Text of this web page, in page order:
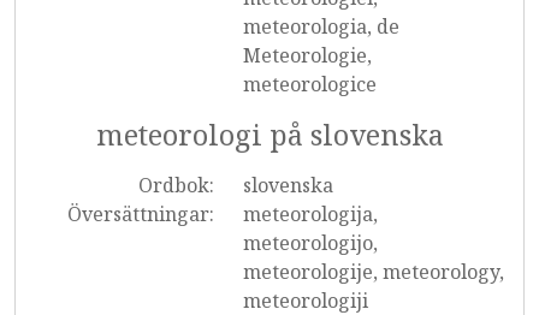
meteorologia, de
Meteorologie,
meteorologice
meteorologi på slovenska
Ordbok:
slovenska
Översättningar:
meteorologija,
meteorologijo,
meteorologije, meteorology,
meteorologiji